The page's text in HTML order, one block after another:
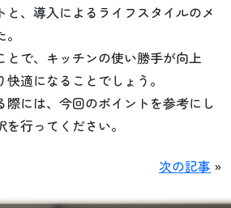
と、導入によるライフスタイルのメ
とで、キッチンの使い勝手が向上
適になることでしょう。
際には、今回のポイントを参考にし
行ってください。
次の記事 »